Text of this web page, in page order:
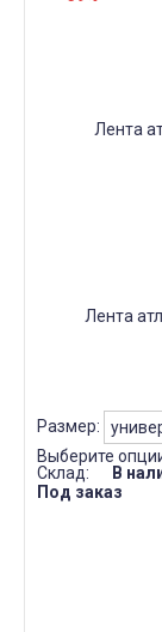
Лента
Размер:
Выберите
Склад:
В
Под заказ